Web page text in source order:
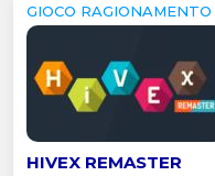
GIOCO RAGIONAMENTO
HIVEX REMASTER